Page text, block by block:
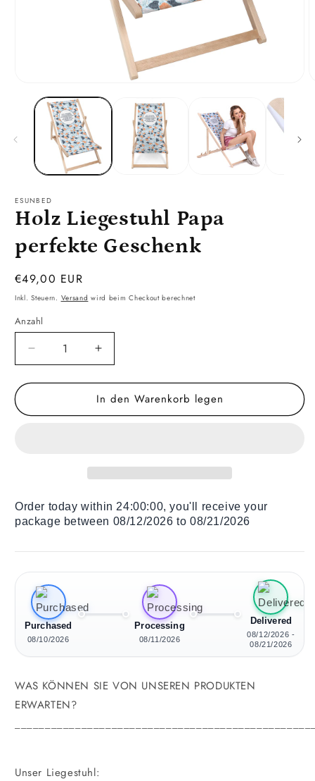
ESUNBED
Holz Liegestuhl Papa
perfekte Geschenk
Normaler
Preis
€49,00 EUR
Inkl. Steuern. Versand wird beim Checkout berechnet
Anzahl
Verringere
die
Menge
Holz
Erhöhe
die
Menge
für
Holz
In den Warenkorb legen
Order today within 24:00:00, you'll receive your
package between 08/12/2026 to 08/21/2026
Purchased
08/10/2026
Processing
08/11/2026
Delivered
08/12/2026 -
08/21/2026
WAS KÖNNEN SIE VON UNSEREN PRODUKTEN
ERWARTEN?
Unser Liegestuhl: